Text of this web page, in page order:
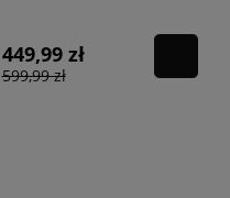
449,99 zł
599,99 zł